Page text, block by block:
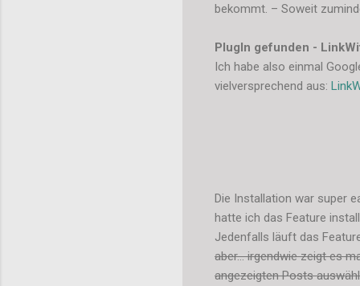
bekommt. – Soweit
PlugIn gefunden -
Ich habe also einmal
vielversprechend aus:
Die Installation war super
hatte ich das Feature
Jedenfalls läuft das
aber… irgendwie zeigt es
angezeigten Posts